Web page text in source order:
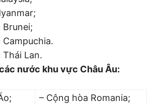
Brunei;
Lan.
nước khu vực Châu Âu:
– Cộng hòa Romania;